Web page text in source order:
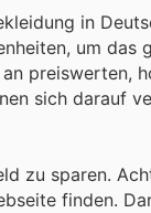
in
um das
preiswerten,
sich darauf
zu sparen.
finden.